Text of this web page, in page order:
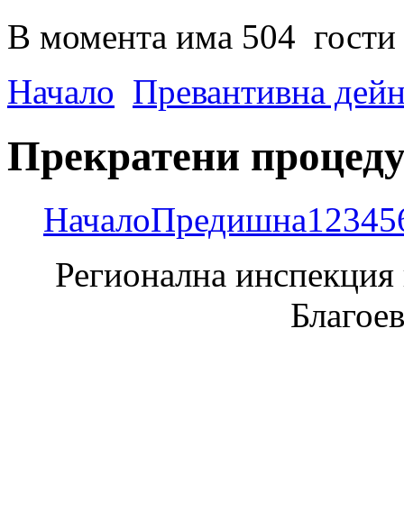
В момента има 504 гости
Начало Превантивна
Прекратени
НачалоПредишна12345
Регионална